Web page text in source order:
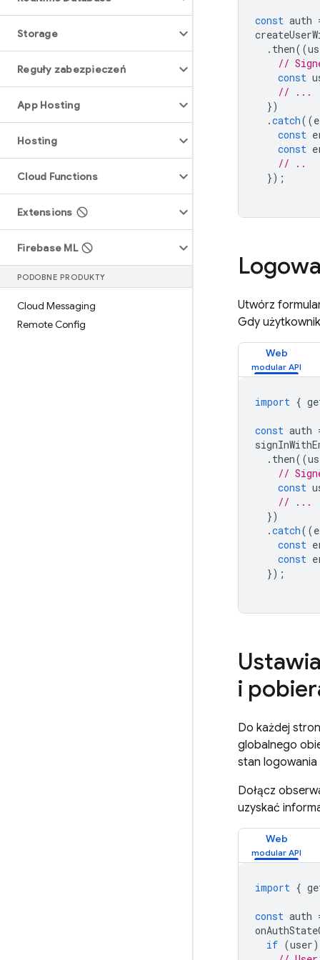
Storage
Reguły zabezpieczeń
App Hosting
Hosting
Cloud Functions
Extensions
Firebase ML
PODOBNE PRODUKTY
Cloud Messaging
Remote Config
const auth
. then((
//
const
// ...
})
.catch((
const
const
// ..
});
Utwórz
Gdy
Web
import {
const auth
. then((
//
const
// ...
})
.catch((
const
const
});
i
Do każdej
globalnego
stan
Dołącz
uzyskać
Web
import {
const auth
if (user)